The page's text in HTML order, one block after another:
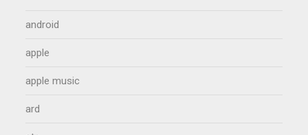
android
apple
apple music
ard